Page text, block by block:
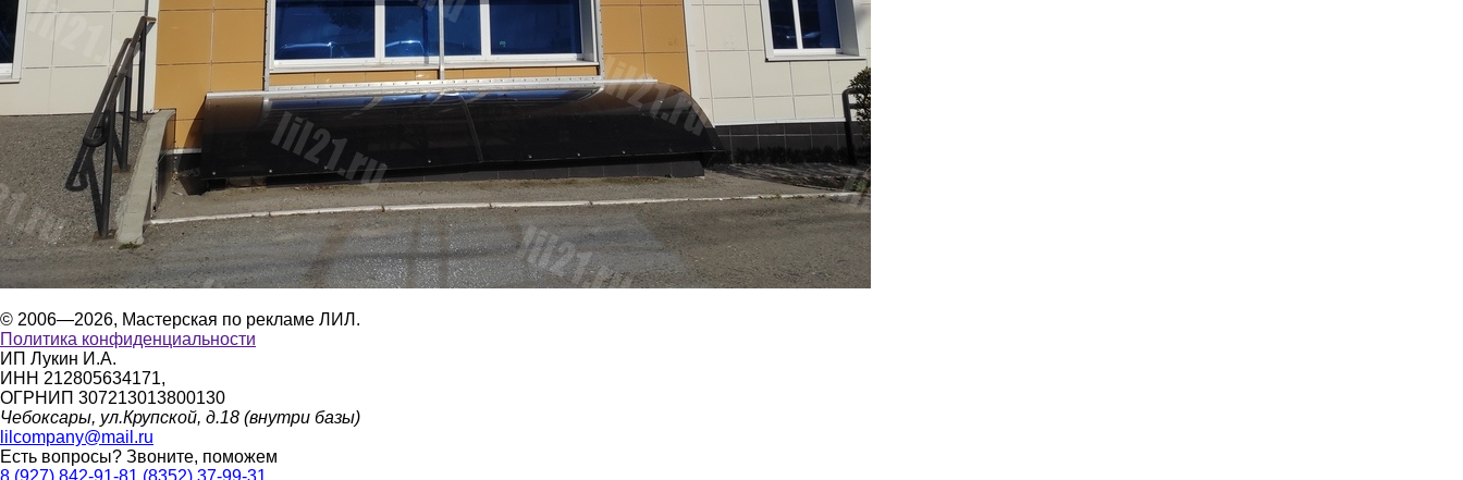
© 2006—2026, Мастерская по рекламе ЛИЛ.
Политика конфиденциальности
ИП Лукин И.А.
ИНН 212805634171,
ОГРНИП 307213013800130
Чебоксары, ул.Крупской, д.18 (внутри базы)
lilcompany@mail.ru
Есть вопросы? Звоните, поможем
8 (927) 842-91-81 (8352) 37-99-31